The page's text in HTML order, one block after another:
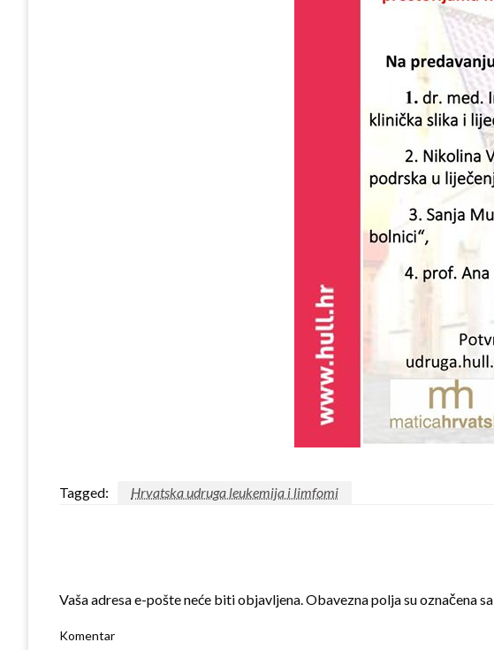
Tagged: Hrvatska udruga leukemija i limfomi
Vaša adresa e-pošte neće biti objavljena.Obavezna polja su označena sa
Komentar